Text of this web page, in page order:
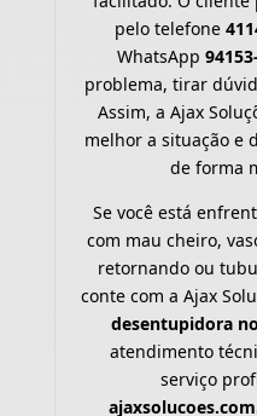
pelo telefone
WhatsApp
problema, tirar
Assim, a Ajax
melhor a situação e
de forma
Se você está
com mau cheiro,
retornando ou
conte com a Ajax
desentupidora
atendimento
serviço